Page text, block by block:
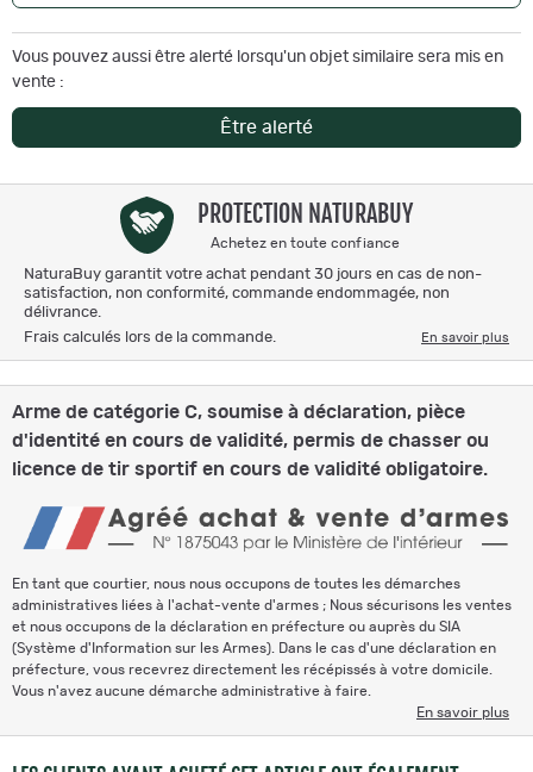
Vous pouvez aussi être alerté lorsqu'un objet similaire sera mis en
vente :
Être alerté
PROTECTION NATURABUY
Achetez en toute confiance
NaturaBuy garantit votre achat pendant 30 jours en cas de non-
satisfaction, non conformité, commande endommagée, non
délivrance.
Frais calculés lors de la commande.
En savoir plus
Arme de catégorie C, soumise à déclaration, pièce
d'identité en cours de validité, permis de chasser ou
licence de tir sportif en cours de validité obligatoire.
En tant que courtier, nous nous occupons de toutes les démarches
administratives liées à l'achat-vente d'armes ; Nous sécurisons les ventes
et nous occupons de la déclaration en préfecture ou auprès du SIA
(Système d'Information sur les Armes). Dans le cas d'une déclaration en
préfecture, vous recevrez directement les récépissés à votre domicile.
Vous n'avez aucune démarche administrative à faire.
En savoir plus